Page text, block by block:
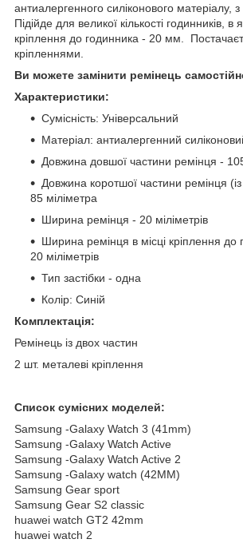
антиалергенного силіконового матеріалу, з
Підійде для великої кількості годинників, в
кріплення до годинника - 20 мм.
кріпленнями.
Ви можете замінити ремінець
Характеристики:
Сумісність: Універсальний
Матеріал: антиалергенний
Довжина довшої частини ремінця -
Довжина коротшої частини ремінця (із
85 міліметра
Ширина ремінця - 20 міліметрів
Ширина ремінця в місці кріплення до
20 міліметрів
Тип застібки - одна
Колір: Синій
Комплектація:
Ремінець із двох частин
2 шт. металеві кріплення
Список сумісних моделей:
Samsung -Galaxy Watch 3 (41mm)
Samsung -Galaxy Watch Active
Samsung -Galaxy Watch Active 2
Samsung -Galaxy watch (42MM)
Samsung Gear sport
Samsung Gear S2 classic
huawei watch GT2 42mm
huawei watch 2